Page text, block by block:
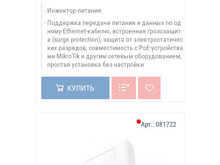
Инжектор питания
Поддержка передачи питания и данных по од
ному Ethernet-кабелю, встроенная грозозащит
а (surge protection), защита от электростатичес
ких разрядов, совместимость с PoE-устройства
ми MikroTik и другим сетевым оборудованием,
простая установка без настройки
КУПИТЬ
Арт.:081722